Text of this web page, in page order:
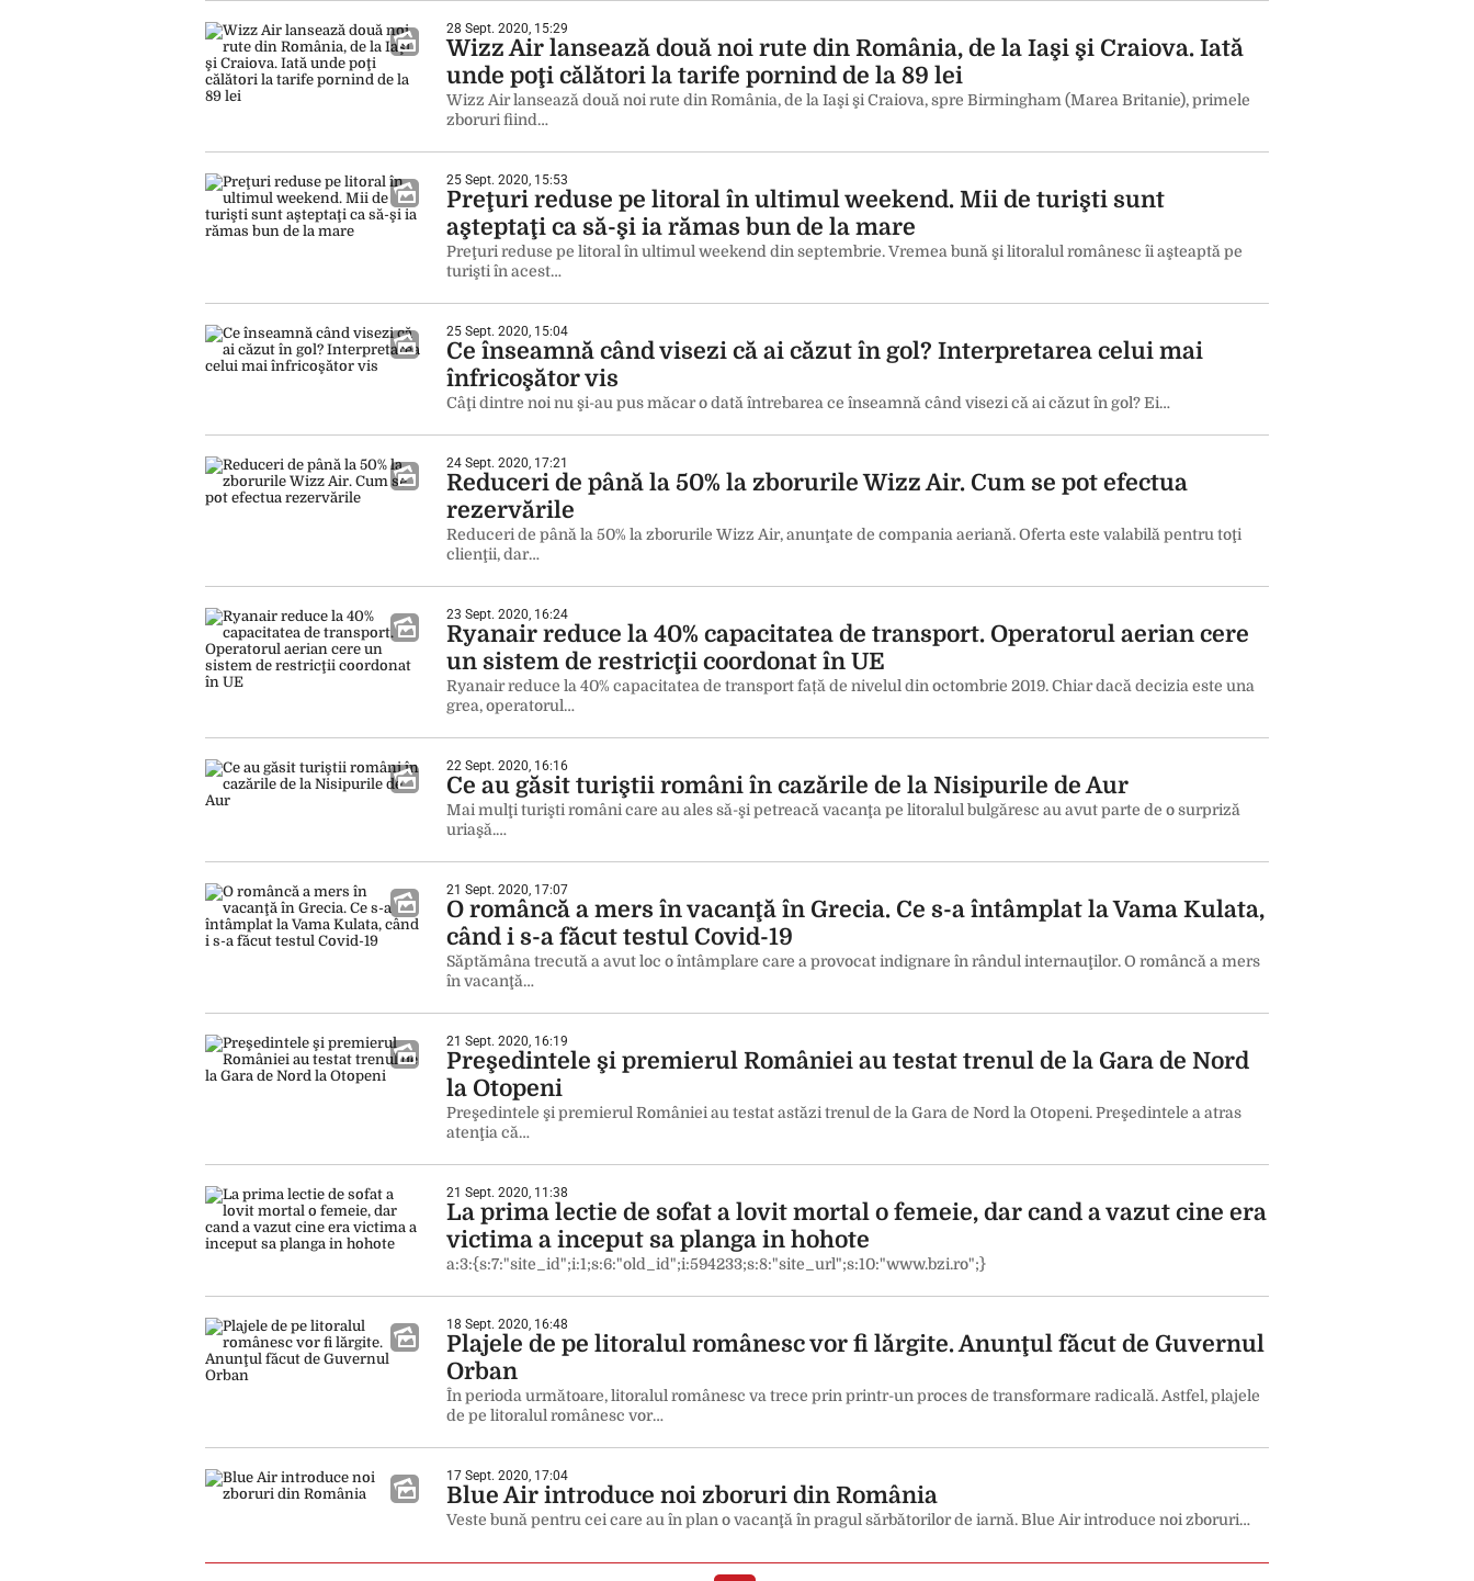
28 Sept. 2020, 15:29
Wizz Air lansează două noi rute din România, de la Iaşi şi Craiova. Iată
unde poţi călători la tarife pornind de la 89 lei
Wizz Air lansează două noi rute din România, de la Iaşi şi Craiova, spre Birmingham (Marea Britanie), primele
zboruri fiind…
25 Sept. 2020, 15:53
Preţuri reduse pe litoral în ultimul weekend. Mii de turişti sunt
aşteptaţi ca să-şi ia rămas bun de la mare
Preţuri reduse pe litoral în ultimul weekend din septembrie. Vremea bună şi litoralul românesc îi aşteaptă pe
turişti în acest…
25 Sept. 2020, 15:04
Ce înseamnă când visezi că ai căzut în gol? Interpretarea celui mai
înfricoşător vis
Câţi dintre noi nu şi-au pus măcar o dată întrebarea ce înseamnă când visezi că ai căzut în gol? Ei…
24 Sept. 2020, 17:21
Reduceri de până la 50% la zborurile Wizz Air. Cum se pot efectua
rezervările
Reduceri de până la 50% la zborurile Wizz Air, anunţate de compania aeriană. Oferta este valabilă pentru toţi
clienţii, dar…
23 Sept. 2020, 16:24
Ryanair reduce la 40% capacitatea de transport. Operatorul aerian cere
un sistem de restricţii coordonat în UE
Ryanair reduce la 40% capacitatea de transport față de nivelul din octombrie 2019. Chiar dacă decizia este una
grea, operatorul…
22 Sept. 2020, 16:16
Ce au găsit turiştii români în cazările de la Nisipurile de Aur
Mai mulţi turişti români care au ales să-şi petreacă vacanţa pe litoralul bulgăresc au avut parte de o surpriză
uriaşă.…
21 Sept. 2020, 17:07
O româncă a mers în vacanţă în Grecia. Ce s-a întâmplat la Vama Kulata,
când i s-a făcut testul Covid-19
Săptămâna trecută a avut loc o întâmplare care a provocat indignare în rândul internauţilor. O româncă a mers
în vacanţă…
21 Sept. 2020, 16:19
Preşedintele şi premierul României au testat trenul de la Gara de Nord
la Otopeni
Preşedintele şi premierul României au testat astăzi trenul de la Gara de Nord la Otopeni. Preşedintele a atras
atenţia că…
21 Sept. 2020, 11:38
La prima lectie de sofat a lovit mortal o femeie, dar cand a vazut cine era
victima a inceput sa planga in hohote
a:3:{s:7:"site_id";i:1;s:6:"old_id";i:594233;s:8:"site_url";s:10:"www.bzi.ro";}
18 Sept. 2020, 16:48
Plajele de pe litoralul românesc vor fi lărgite. Anunţul făcut de Guvernul
Orban
În perioda următoare, litoralul românesc va trece prin printr-un proces de transformare radicală. Astfel, plajele
de pe litoralul românesc vor…
17 Sept. 2020, 17:04
Blue Air introduce noi zboruri din România
Veste bună pentru cei care au în plan o vacanţă în pragul sărbătorilor de iarnă. Blue Air introduce noi zboruri…